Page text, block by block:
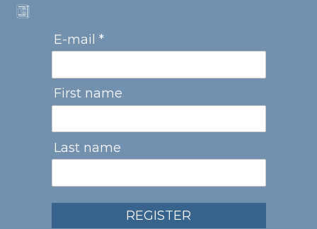
E-mail *
First name
Last name
REGISTER